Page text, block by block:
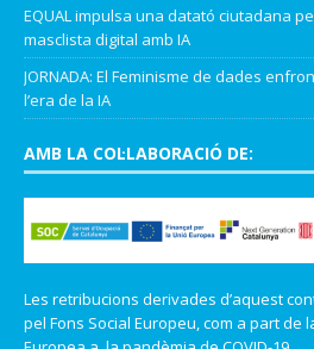
EQUAL impulsa una datató ciutadana
masclista digital amb IA
JORNADA: El Feminisme de dades
l’era de la IA
AMB LA COL·LABORACIÓ DE:
Les retribucions derivades d’aquest
pel Fons Social Europeu, com a part de